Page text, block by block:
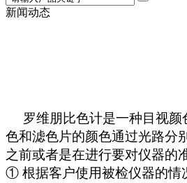
新闻动态
罗维朋比色计是一种目视颜
色和滤色片的颜色通过光路分
之前或者是在进行要对仪器的准
① 根据客户使用被检仪器的情